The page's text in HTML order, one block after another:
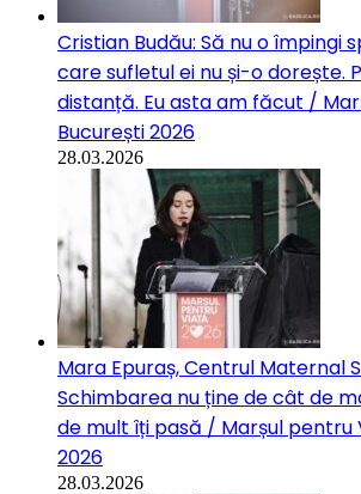
Cristian Budău: Să nu o împingi
care sufletul ei nu și-o dorește.
distanță. Eu asta am făcut /
București 2026
28.03.2026
Mara Epuraș, Centrul Maternal
Schimbarea nu ține de cât de
de mult îți pasă / Marșul pentru
2026
28.03.2026